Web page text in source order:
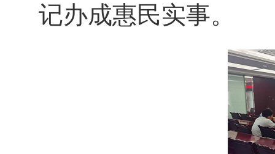
记办成惠民实事。